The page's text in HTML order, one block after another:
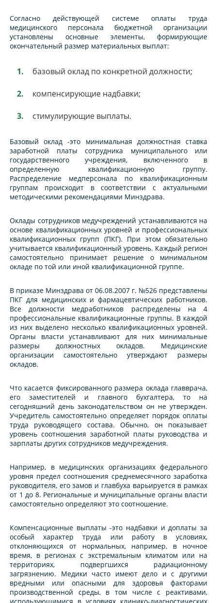
Согласно действующей системе оплаты труда
медицинского персонала бюджетной организации
установлены основные элементы, формирующие
окончательный размер материальных выплат:
базовый оклад по конкретной должности;
компенсирующие надбавки;
стимулирующие выплаты.
Базовый оклад -это минимальная должностная ставка
заработной платы сотрудника муниципального или
государственного учреждения, включенного в
определенную квалификационную группу.
Распределение медперсонала по квалификационным
группам происходит в соответствии с актуальными
методическими рекомендациями Минздрава.
Оклады сотрудников медучреждений устанавливаются на
основе квалификационных уровней и профессиональных
квалификационных групп (ПКГ). При этом обязательно
учитывается квалификационный уровень. Каждый регион
самостоятельно принимает решение о минимальном
окладе по той или иной квалификационной группе.
В приказе Минздрава от 06.08.2007 г. №526 представлены
ПКГ для медицинских и фармацевтических работников.
Все должности медработников распределены на 4
профессиональные квалификационные группы. В каждой
из них выделено несколько квалификационных уровней.
Органы власти устанавливают для них минимальные
размеры должностных окладов. Медицинские
организации самостоятельно утверждают размеры
окладов.
Что касается фиксированного размера оклада главврача,
его заместителей и главного бухгалтера, то на
сегодняшний день законодательством он не утвержден.
Учредитель самостоятельно определяет порядок оплаты
труда руководящего состава. Обычно, он показывает
уровень соотношения заработной платы руководства и
зарплаты других сотрудников медучреждения.
Например, в медицинских организациях федерального
уровня предел соотношения среднемесячного заработка
руководителя, его замов и главбуха варьируется в рамках
от 1 до 8. Региональные и муниципальные органы власти
самостоятельно определяют это соотношение.
Компенсационные выплаты -это надбавки и доплаты за
особый характер труда или работу в условиях,
отклоняющихся от нормальных, например, в ночное
время, в регионах с экстремальным климатом или на
территориях, подвергшихся радиационному
загрязнению. Медики часто имеют дело и с другими
вредными или опасными для здоровья факторами
производственной среды, в том числе с реактивами,